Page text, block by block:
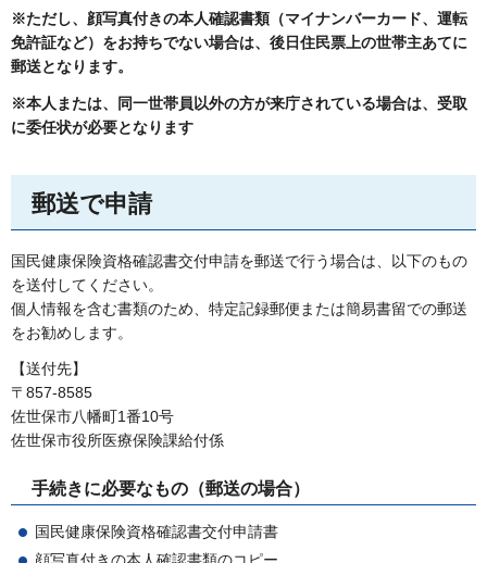
※ただし、顔写真付きの本人確認書類（マイナンバーカード、運転
免許証など）をお持ちでない場合は、後日住民票上の世帯主あてに
郵送となります。
※本人または、同一世帯員以外の方が来庁されている場合は、受取
に委任状が必要となります
郵送で申請
国民健康保険資格確認書交付申請を郵送で行う場合は、以下のもの
を送付してください。
個人情報を含む書類のため、特定記録郵便または簡易書留での郵送
をお勧めします。
【送付先】
〒857-8585
佐世保市八幡町1番10号
佐世保市役所医療保険課給付係
手続きに必要なもの（郵送の場合）
国民健康保険資格確認書交付申請書